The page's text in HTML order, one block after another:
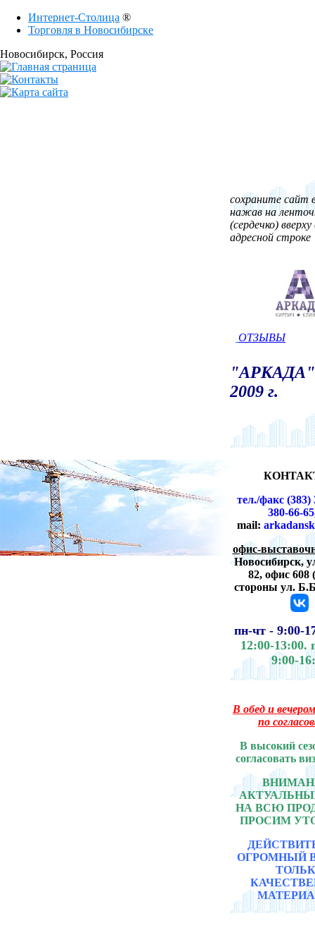
Интернет-Столица ®
Торговля в Новосибирске
Новосибирск, Россия
сохраните сайт
нажав на
(сердечко)
адресной строке
ОТЗЫВЫ
2009 г.
тел./факс (383)
380-66-65
mail:
офис-
Новосибирск,
82, офис 608 (
стороны ул.
пн-чт - 9:00-
12:00-13:00.
9:00-
В обед и
по
В высокий
согласовать
НА ВСЮ
ПРОСИМ
ОГРОМНЫЙ